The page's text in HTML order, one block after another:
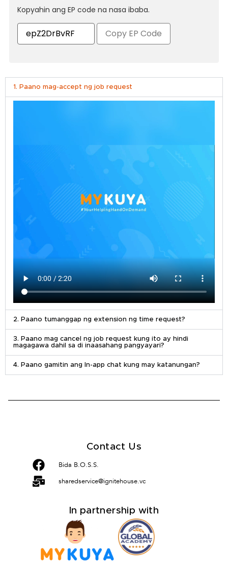
Kopyahin ang EP code na nasa ibaba.
Copy EP Code
1. Paano mag-accept ng job request
2. Paano tumanggap ng extension ng time request?
3. Paano mag cancel ng job request kung ito ay hindi
magagawa dahil sa di inaasahang pangyayari?
4. Paano gamitin ang In-app chat kung may katanungan?
Contact Us
Bida B.O.S.S.
sharedservice@ignitehouse.vc
In partnership with